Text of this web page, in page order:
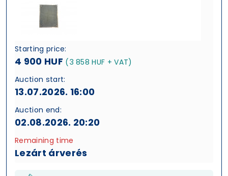
Starting price:
4 900 HUF (3 858 HUF + VAT)
Auction start:
13.07.2026. 16:00
Auction end:
02.08.2026. 20:20
Remaining time
Lezárt árverés